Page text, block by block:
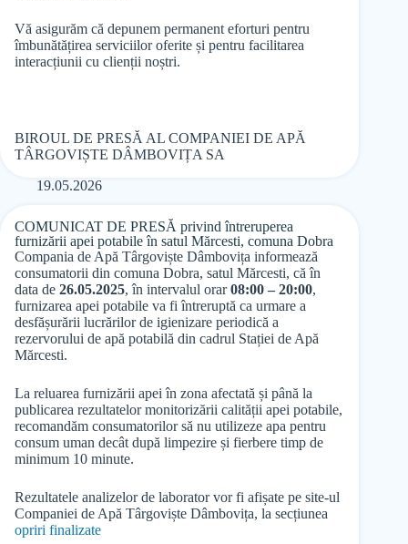
Vă asigurăm că depunem permanent eforturi pentru
îmbunătățirea serviciilor oferite și pentru facilitarea
interacțiunii cu clienții noștri.
BIROUL DE PRESĂ AL COMPANIEI DE APĂ
TÂRGOVIȘTE DÂMBOVIȚA SA
19.05.2026
COMUNICAT DE PRESĂ privind întreruperea
furnizării apei potabile în satul Mărcesti, comuna Dobra
Compania de Apă Târgoviște Dâmbovița informează
consumatorii din comuna Dobra, satul Mărcesti, că în
data de 26.05.2025, în intervalul orar08:00 – 20:00,
furnizarea apei potabile va fi întreruptă ca urmare a
desfășurării lucrărilor de igienizare periodică a
rezervorului de apă potabilă din cadrul Stației de Apă
Mărcesti.
La reluarea furnizării apei în zona afectată și până la
publicarea rezultatelor monitorizării calității apei potabile,
recomandăm consumatorilor să nu utilizeze apa pentru
consum uman decât după limpezire și fierbere timp de
minimum 10 minute.
Rezultatele analizelor de laborator vor fi afișate pe site-ul
Companiei de Apă Târgoviște Dâmbovița, la secțiunea
opriri finalizate